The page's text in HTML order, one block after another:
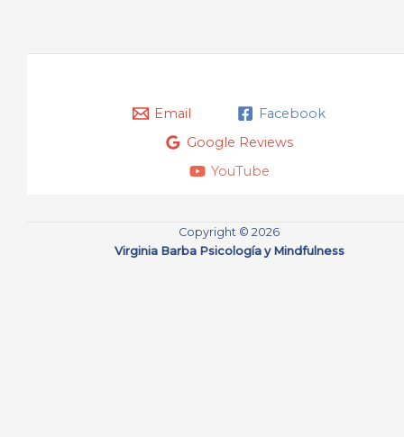
Email
Facebook
Google Reviews
YouTube
Copyright © 2026
Virginia Barba Psicología y Mindfulness